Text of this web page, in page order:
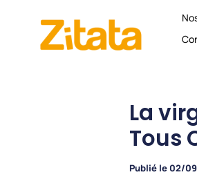
La
Tous
Publié le 02/